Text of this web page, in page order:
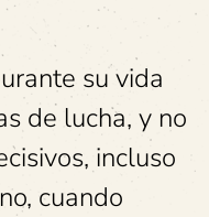
su vida
de lucha, y no
incluso
cuando